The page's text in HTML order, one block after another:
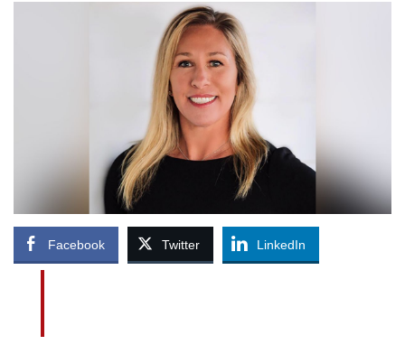
Facebook Twitter LinkedIn